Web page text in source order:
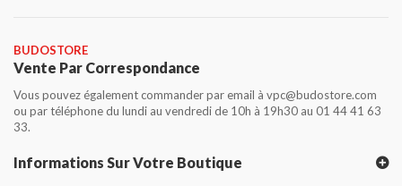
BUDOSTORE
Vente Par Correspondance
Vous pouvez également commander par email à vpc@budostore.com
ou par téléphone du lundi au vendredi de 10h à 19h30 au 01 44 41 63
33.
Informations Sur Votre Boutique